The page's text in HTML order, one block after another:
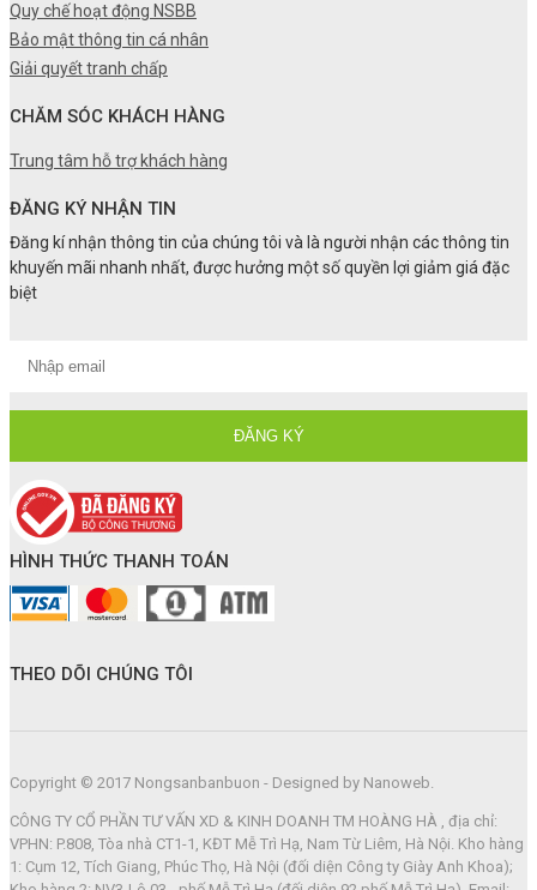
Quy chế hoạt động NSBB
Bảo mật thông tin cá nhân
Giải quyết tranh chấp
CHĂM SÓC KHÁCH HÀNG
Trung tâm hỗ trợ khách hàng
ĐĂNG KÝ NHẬN TIN
Đăng kí nhận thông tin của chúng tôi và là người nhận các thông tin
khuyến mãi nhanh nhất, được hưởng một số quyền lợi giảm giá đặc
biệt
HÌNH THỨC THANH TOÁN
THEO DÕI CHÚNG TÔI
Copyright © 2017 Nongsanbanbuon - Designed by Nanoweb.
CÔNG TY CỔ PHẦN TƯ VẤN XD & KINH DOANH TM HOÀNG HÀ , địa chỉ:
VPHN: P.808, Tòa nhà CT1-1, KĐT Mễ Trì Hạ, Nam Từ Liêm, Hà Nội. Kho hàng
1: Cụm 12, Tích Giang, Phúc Thọ, Hà Nội (đối diện Công ty Giày Anh Khoa);